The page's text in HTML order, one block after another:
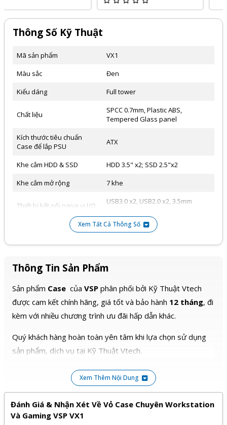
Thông Tin Sản Phẩm
Sản phẩm Case của VSP phân phối bởi Kỹ Thuật Vtech
được cam kết chính hãng, giá tốt và bảo hành 12 tháng, đi
kèm với nhiều chương trình ưu đãi hấp dẫn khác.
Quý khách hàng hoàn toàn yên tâm khi lựa chọn sử dụng
sản phẩm, dịch vụ tại Kỹ Thuật Vtech.
Xem Thêm Nội Dung
Đánh Giá & Nhận Xét Về Vỏ Case Chuyên Workstation
Và Gaming VSP VX1
Thông Số Kỹ Thuật
Mã sản phẩm
VX1
Màu sắc
Đen
Kiểu dáng
Full tower
Chất liệu
SPCC 0.7mm, Plastic ABS,
Tempered Glass panel
Kích thước tiêu chuẩn
Case để lắp PSU
ATX
Khe cắm HDD & SSD
HDD 3.5" x2; SSD 2.5"x2
Khe cắm mở rộng
7 khe
Thiết bị kết nối ngoại vi I/O
USB3.0 x2, USB2.0 x2, 3.5mm
Quạt tản nhiệt
• Quạt trước: 3x12cm (chưa Fan)
• Quạt nóc: 3x12cm (chưa Fan)
360/240/120
Chiều cao tản nhiệt CPU tối
đa
175mm
Chiều dài thẻ VGA tối đa
Kích thước vỏ case
L463 x W210 x 495mm
Carton size: 524*265*515.5mm
1 mặt kính
Xem Tất Cả Thông Số